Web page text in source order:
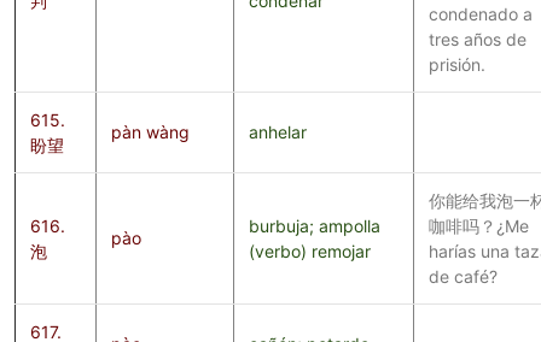
condenado a
tres años de
prisión.
615.
盼望
pàn wàng anhelar
616.
泡
pào
burbuja; ampolla
(verbo) remojar
你能给我泡一
咖啡吗？¿Me
harías una
de café?
617.